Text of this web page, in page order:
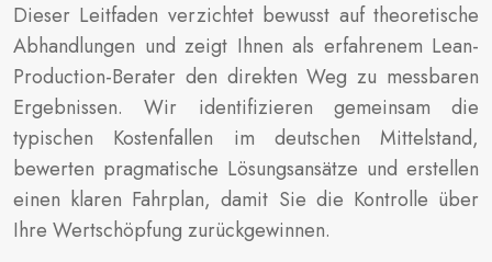
Dieser Leitfaden verzichtet bewusst auf theoretische
Abhandlungen und zeigt Ihnen als erfahrenem Lean-
Production-Berater den direkten Weg zu messbaren
Ergebnissen. Wir identifizieren gemeinsam die
typischen Kostenfallen im deutschen Mittelstand,
bewerten pragmatische Lösungsansätze und erstellen
einen klaren Fahrplan, damit Sie die Kontrolle über
Ihre Wertschöpfung zurückgewinnen.